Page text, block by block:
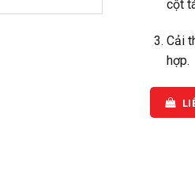
cột
Cải
hợp.